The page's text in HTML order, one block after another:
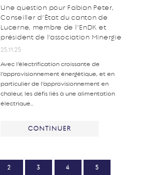
Une question pour Fabian Peter,
Conseiller d’État du canton de
Lucerne, membre de l’EnDK et
président de l’association Minergie
25.11.25
Avec l’électrification croissante de
l’approvisionnement énergétique, et en
particulier de l’approvisionnement en
chaleur, les défis liés à une alimentation
électrique…
CONTINUER
2 3 4 5